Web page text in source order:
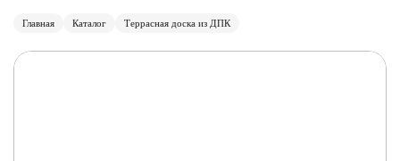
Главная Каталог Террасная доска из ДПК